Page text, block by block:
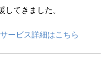
してきました。
ービス詳細はこちら